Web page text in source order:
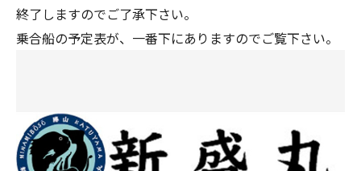
終了しますのでご了承下さい。
乗合船の予定表が、一番下にありますのでご覧下さい。